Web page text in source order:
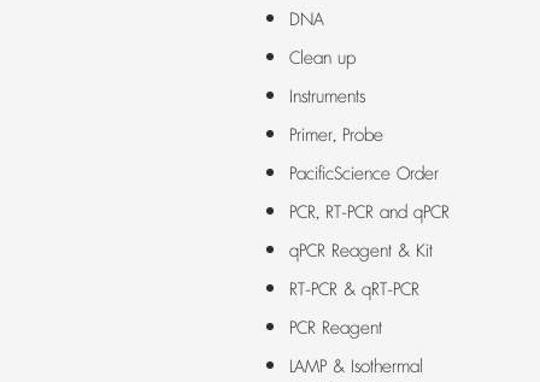
DNA
Clean up
Instruments
Primer, Probe
PacificScience Order
PCR, RT-PCR and qPCR
qPCR Reagent & Kit
RT-PCR & qRT-PCR
PCR Reagent
LAMP & Isothermal